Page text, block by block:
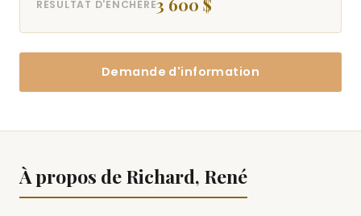
RÉSULTAT D'ENCHÈRE
Demande d'information
À propos de Richard, René